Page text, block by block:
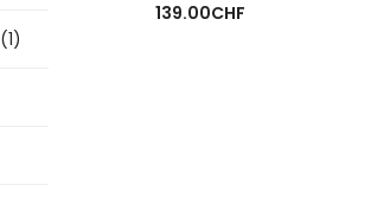
139.00CHF
(1)